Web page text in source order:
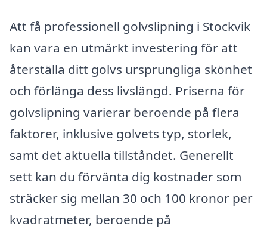
Att få professionell golvslipning i Stockvik
kan vara en utmärkt investering för att
återställa ditt golvs ursprungliga skönhet
och förlänga dess livslängd. Priserna för
golvslipning varierar beroende på flera
faktorer, inklusive golvets typ, storlek,
samt det aktuella tillståndet. Generellt
sett kan du förvänta dig kostnader som
sträcker sig mellan 30 och 100 kronor per
kvadratmeter, beroende på